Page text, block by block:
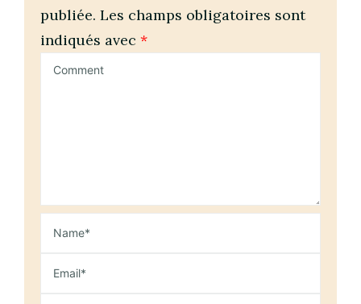
publiée. Les champs obligatoires sont
indiqués avec *